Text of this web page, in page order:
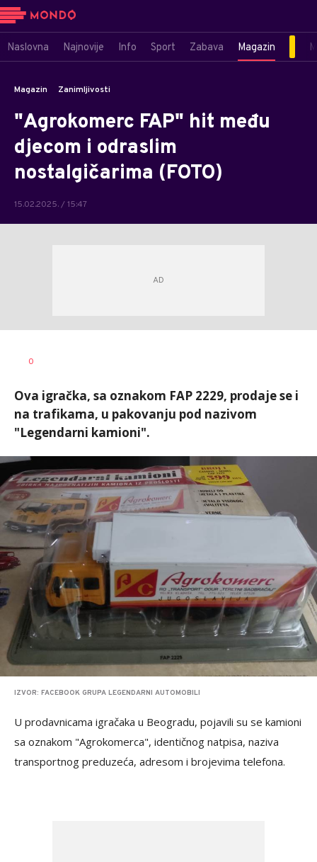
Naslovna Najnovije Info Sport Zabava Magazin
Magazin Zanimljivosti
"Agrokomerc FAP" hit među
djecom i odraslim
nostalgičarima (FOTO)
15.02.2025. / 15:47
AUTOR
0
Ova igračka, sa oznakom FAP 2229, prodaje se i
na trafikama, u pakovanju pod nazivom
"Legendarni kamioni".
IZVOR: FACEBOOK GRUPA LEGENDARNI AUTOMOBILI
U prodavnicama igračaka u Beogradu, pojavili su se kamioni
sa oznakom "Agrokomerca", identičnog natpisa, naziva
transportnog preduzeća, adresom i brojevima telefona.